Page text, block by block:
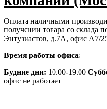
Оплата наличными
получении товара со склада
Энтузиастов, д.7А, офис А7/
Время работы офиса:
Будние дни: 10.00-19.00
офис не работает